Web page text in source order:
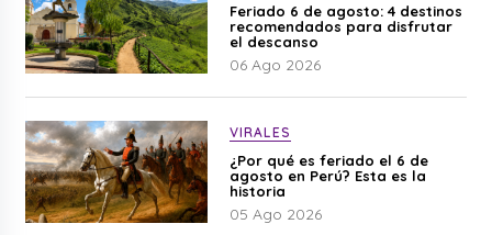
Feriado 6 de agosto: 4 destinos
recomendados para disfrutar
el descanso
06 Ago 2026
VIRALES
¿Por qué es feriado el 6 de
agosto en Perú? Esta es la
historia
05 Ago 2026